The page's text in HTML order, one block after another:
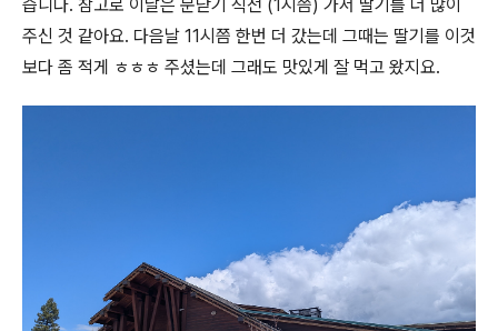
습니다. 참고로 이날은 문닫기 직전 (1시쯤) 가서 딸기를 더 많이
주신 것 같아요. 다음날 11시쯤 한번 더 갔는데 그때는 딸기를 이것
보다 좀 적게 ㅎㅎㅎ 주셨는데 그래도 맛있게 잘 먹고 왔지요.